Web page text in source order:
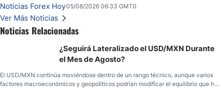
llamadas de ganancias; el petróleo crudo cae por debajo de los $80 con nuevas
esperanzas; el dólar estadounidense continúa intentando estabilizarse frente al
yen; el peso mexicano ve un repunte a medida que las tasas caen en EE. UU.
Noticias Forex Hoy05/08/2026 06:33 GMT0
Ver Más Noticias
Noticias Relacionadas
¿Seguirá Lateralizado el USD/MXN Durante
el Mes de Agosto?
El USD/MXN continúa moviéndose dentro de un rango técnico, aunque varios
factores macroeconómicos y geopolíticos podrían modificar el equilibrio que ha